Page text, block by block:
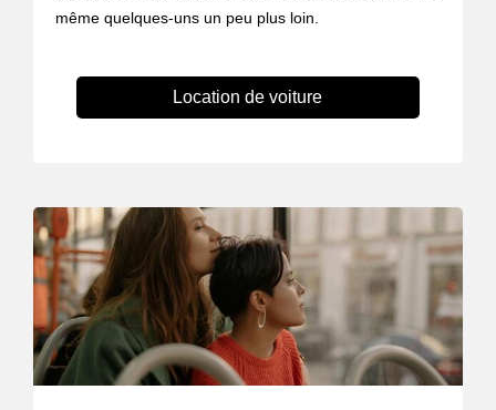
même quelques-uns un peu plus loin.
Location de voiture